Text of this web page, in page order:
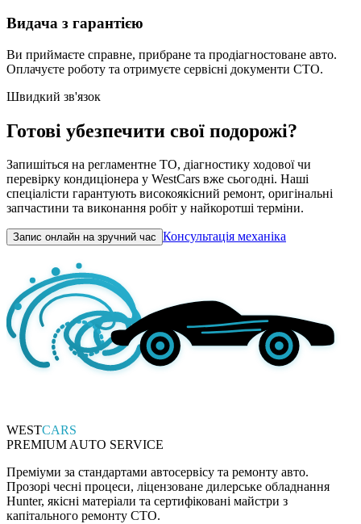
Видача з гарантією
Ви приймаєте справне, прибране та продіагностоване авто.
Оплачуєте роботу та отримуєте сервісні документи СТО.
Швидкий зв'язок
Готові убезпечити свої подорожі?
Запишіться на регламентне ТО, діагностику ходової чи
перевірку кондиціонера у WestCars вже сьогодні. Наші
спеціалісти гарантують високоякісний ремонт, оригінальні
запчастини та виконання робіт у найкоротші терміни.
Запис онлайн на зручний час Консультація механіка
WESTCARS
PREMIUM AUTO SERVICE
Преміуми за стандартами автосервісу та ремонту авто.
Прозорі чесні процеси, ліцензоване дилерське обладнання
Hunter, якісні матеріали та сертифіковані майстри з
капітального ремонту СТО.